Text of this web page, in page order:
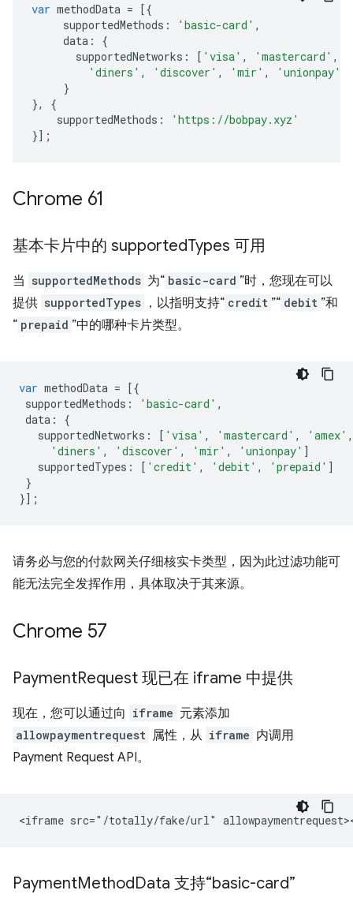
var methodData = [{
supportedMethods : 'basic-card' ,
data :
{
supportedNetworks : [ 'visa' , 'mastercard' ,
'diners' , 'discover' , 'mir' , 'unionpay'
}
},
{
supportedMethods :
'https://bobpay.xyz'
}];
Chrome 61
基本卡片中的 supportedTypes 可用
当 supportedMethods 为“ basic-card ”时，您现在可以
提供 supportedTypes ，以指明支持“ credit ”“ debit ”和
“ prepaid ”中的哪种卡片类型。
var methodData = [{
supportedMethods : 'basic-card' ,
data :
{
supportedNetworks : [ 'visa' , 'mastercard' , 'amex' ,
'diners' , 'discover' , 'mir' , 'unionpay' ]
supportedTypes : [ 'credit' , 'debit' , 'prepaid' ]
}
}];
请务必与您的付款网关仔细核实卡类型，因为此过滤功能可
能无法完全发挥作用，具体取决于其来源。
Chrome 57
PaymentRequest 现已在 iframe 中提供
现在，您可以通过向 iframe 元素添加
allowpaymentrequest 属性，从 iframe 内调用
Payment Request API。
PaymentMethodData 支持“basic-card”